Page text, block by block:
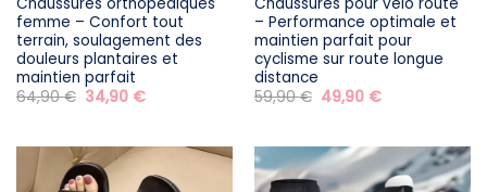
femme – Confort tout
terrain, soulagement des
douleurs plantaires et
maintien parfait
64,90€ Le
prix
64,90 €.
34,90 €Le
34,90 €.
– Performance optimale et
maintien parfait pour
cyclisme sur route longue
distance
59,90€ Le
prix
59,90 €.
49,90 €Le
49,90 €.